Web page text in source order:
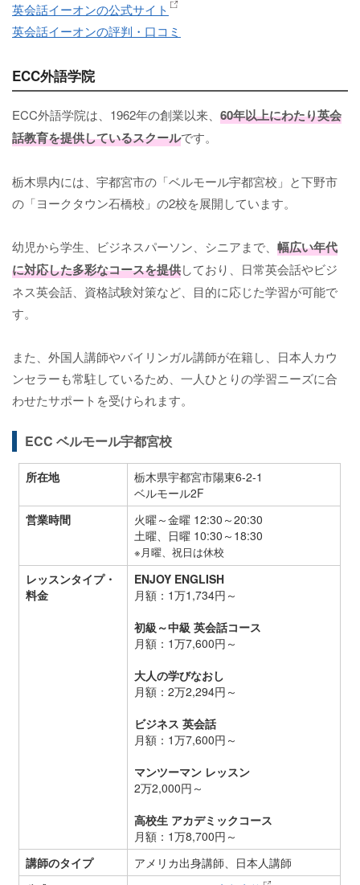
英会話イーオンの公式サイト
英会話イーオンの評判・口コミ
ECC外語学院
ECC外語学院は、1962年の創業以来、 60年以上にわたり英会
話教育を提供しているスクールです。
栃木県内には、宇都宮市の「ベルモール宇都宮校」と下野市
の「ヨークタウン石橋校」の2校を展開しています。
幼児から学生、ビジネスパーソン、シニアまで、 幅広い年代
に対応した多彩なコースを提供しており、日常英会話やビジ
ネス英会話、資格試験対策など、目的に応じた学習が可能で
す。
また、外国人講師やバイリンガル講師が在籍し、日本人カウ
ンセラーも常駐しているため、一人ひとりの学習ニーズに合
わせたサポートを受けられます。
ECC ベルモール宇都宮校
所在地
栃木県宇都宮市陽東6-2-1
ベルモール2F
営業時間
火曜～金曜 12:30～20:30
土曜、日曜 10:30～18:30
※月曜、祝日は休校
レッスンタイプ・
料金
ENJOY ENGLISH
月額：1万1,734円～
初級～中級 英会話コース
月額：1万7,600円～
大人の学びなおし
月額：2万2,294円～
ビジネス 英会話
月額：1万7,600円～
マンツーマン レッスン
2万2,000円～
高校生 アカデミックコース
月額：1万8,700円～
講師のタイプ
アメリカ出身講師、日本人講師